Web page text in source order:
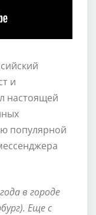
и
настоящей
популярной
в городе
Еще с